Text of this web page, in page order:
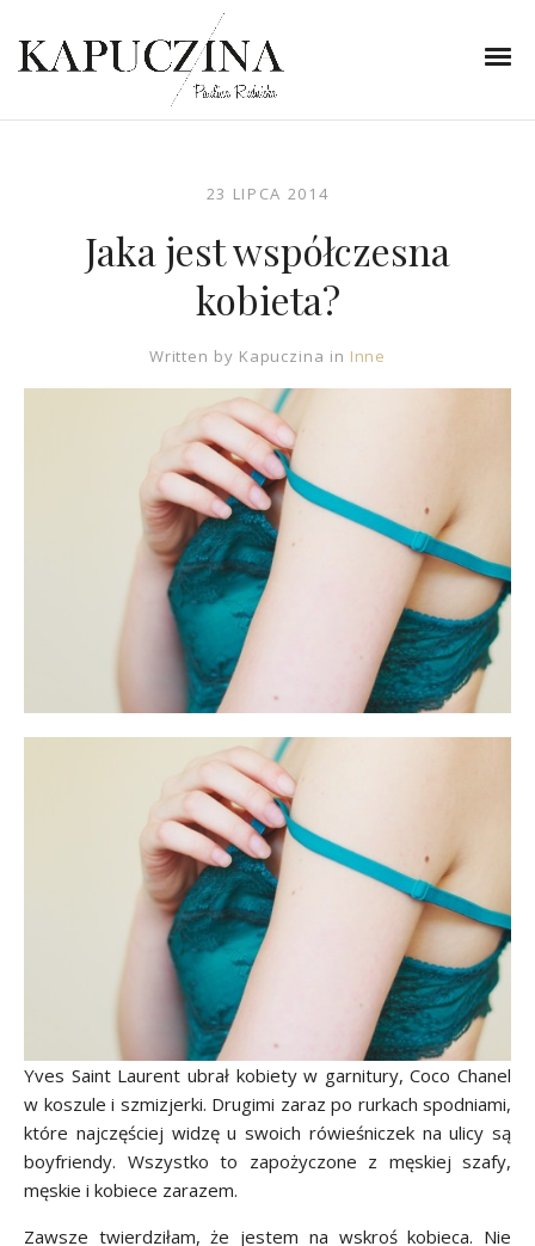
23 LIPCA 2014
Jaka jest współczesna
kobieta?
Written by Kapuczina in Inne
Yves Saint Laurent ubrał kobiety w garnitury, Coco Chanel
w koszule i szmizjerki. Drugimi zaraz po rurkach spodniami,
które najczęściej widzę u swoich rówieśniczek na ulicy są
boyfriendy. Wszystko to zapożyczone z męskiej szafy,
męskie i kobiece zarazem.
Zawsze twierdziłam, że jestem na wskroś kobieca. Nie